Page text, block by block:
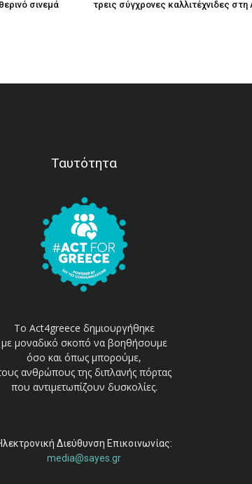
σινεμά
τρεις σύγχρονες καλλιτέχνιδες
Ταυτότητα
Το Act4greece δημιουργήθηκε
με μοναδικό σκοπό να βοηθήσουμε
όσο και όπως μπορούμε,
ανθρώπους της διπλανής πόρτας
που αντιμετωπίζουν δυσκολίες.
Διεύθυνση Επικοινωνίας:
media@sayes.gr